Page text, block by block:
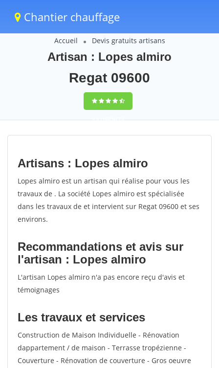
Chantier chauffage
Accueil Devis gratuits artisans
Artisan : Lopes almiro
Regat 09600
9,5(100%)73
votes
Artisans : Lopes almiro
Lopes almiro est un artisan qui réalise pour vous les
travaux de . La société Lopes almiro est spécialisée
dans les travaux de et intervient sur Regat 09600 et ses
environs.
Recommandations et avis sur
l'artisan : Lopes almiro
L'artisan Lopes almiro n'a pas encore reçu d'avis et
témoignages
Les travaux et services
Construction de Maison Individuelle - Rénovation
dappartement / de maison - Terrasse tropézienne -
Couverture - Rénovation de couverture - Gros oeuvre